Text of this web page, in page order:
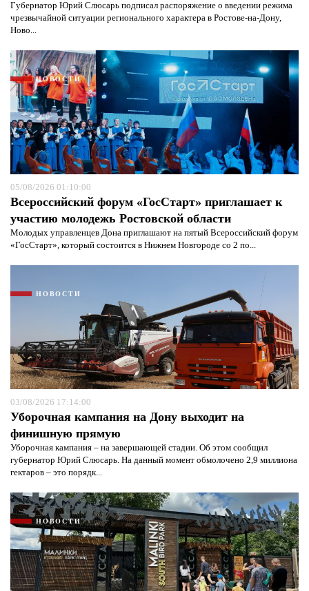
Губернатор Юрий Слюсарь подписал распоряжение о введении режима
чрезвычайной ситуации регионального характера в Ростове-на-Дону,
Ново...
НОВОСТИ
05/08/2026 01:10:00
Всероссийский форум «ГосСтарт» приглашает к
участию молодежь Ростовской области
Молодых управленцев Дона приглашают на пятый Всероссийский форум
«ГосСтарт», который состоится в Нижнем Новгороде со 2 по...
НОВОСТИ
03/08/2026 17:14:00
Уборочная кампания на Дону выходит на
финишную прямую
Уборочная кампания – на завершающей стадии. Об этом сообщил
губернатор Юрий Слюсарь. На данный момент обмолочено 2,9 миллиона
гектаров – это порядк...
НОВОСТИ
Я согласен сполитикой конфиденциальности и
защиты информации*
Я согласен с политикой конфиденциальности и
защиты информации*